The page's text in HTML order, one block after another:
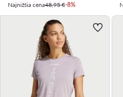
Najnižšia cena48,95 €-8%